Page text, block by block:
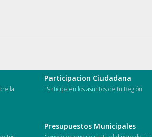
la
Participacion Ciudadana
Participa en los asuntos de tu Región
Presupuestos Municipales